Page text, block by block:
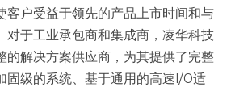
客户受益于领先的产品上市时间和与
对于工业承包商和集成商，凌华科技
的解决方案供应商，为其提供了完整
固级的系统、基于通用的高速I/O适